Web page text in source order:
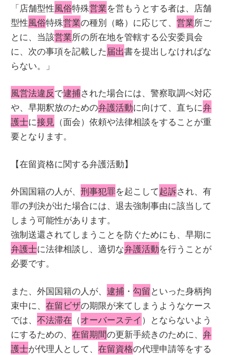
「店舗型性風俗特殊営業を営もうとする者は、店舗
型性風俗特殊営業の種別（略）に応じて、営業所ご
とに、当該営業所の所在地を管轄する公安委員会
に、次の事項を記載した届出書を提出しなければな
らない。」
風営法違反で逮捕された場合には、警察取調べ対応
や、早期釈放のための弁護活動に向けて、直ちに弁
護士に接見 （面会）依頼や法律相談をすることが重
要となります。
【在留資格に関する弁護活動】
外国国籍の人が、刑事犯罪を起こして起訴され、有
罪の判決が出た場合には、退去強制事由に該当して
しまう可能性があります。
強制送還されてしまうことを防ぐためにも、早期に
弁護士に法律相談し、適切な弁護活動を行うことが
必要です。
また、外国国籍の人が、逮捕 ・勾留 といった身柄拘
束中に、在留ビザの期限が来てしまうようなケース
では、不法滞在 （オーバーステイ ）とならないよう
にするための、在留期間の更新手続きのために、弁
護士が代理人として、在留資格の代理申請等をする